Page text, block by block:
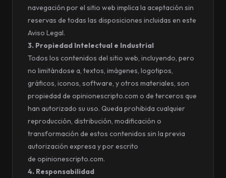
navegación por el sitio web implica la aceptación sin
reservas de todas las disposiciones incluidas en este
Aviso Legal.
3. Propiedad Intelectual e Industrial
Todos los contenidos del sitio web, incluyendo, pero
no limitándose a, textos, imágenes, logotipos,
gráficos, iconos, software, y otros materiales, son
propiedad de opinionescripto.com o de terceros que
han autorizado su uso. Queda prohibida cualquier
reproducción, distribución, modificación o
transformación de estos contenidos sin la previa
autorización expresa y por escrito
de opinionescripto.com.
4. Responsabilidad